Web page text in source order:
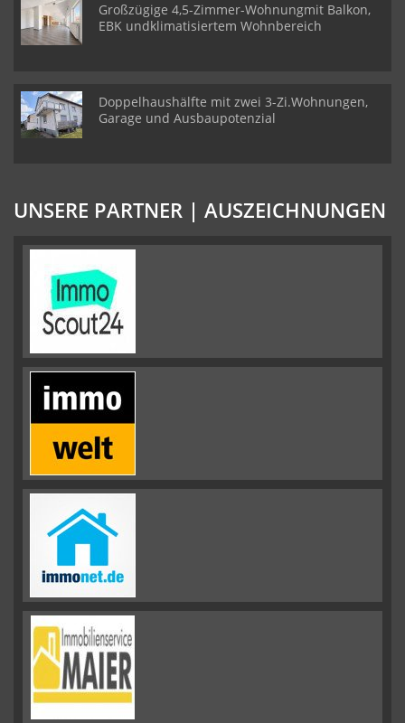
Großzügige 4,5-Zimmer-Wohnungmit Balkon,
EBK undklimatisiertem Wohnbereich
Doppelhaushälfte mit zwei 3-Zi.Wohnungen,
Garage und Ausbaupotenzial
UNSERE PARTNER | AUSZEICHNUNGEN